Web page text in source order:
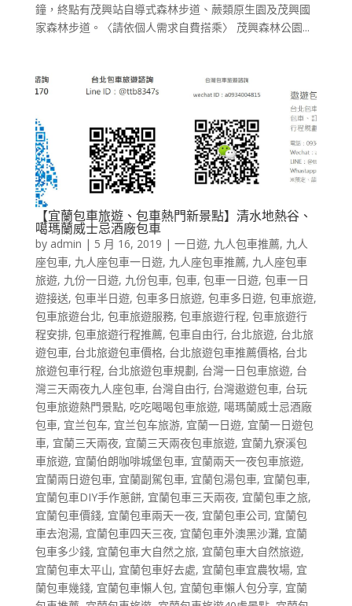
鐘，終點有茂興站自導式森林步道、蕨類原生園及茂興國
家森林步道。〈請依個人需求自費搭乘〉 茂興森林公園...
【宜蘭包車旅遊、包車熱門新景點】清水地熱谷、
噶瑪蘭威士忌酒廠包車
by admin | 5 月 16, 2019 | 一日遊, 九人包車推薦, 九人
座包車, 九人座包車一日遊, 九人座包車推薦, 九人座包車
旅遊, 九份一日遊, 九份包車, 包車, 包車一日遊, 包車一日
遊接送, 包車半日遊, 包車多日旅遊, 包車多日遊, 包車旅遊,
包車旅遊台北, 包車旅遊服務, 包車旅遊行程, 包車旅遊行
程安排, 包車旅遊行程推薦, 包車自由行, 台北旅遊, 台北旅
遊包車, 台北旅遊包車價格, 台北旅遊包車推薦價格, 台北
旅遊包車行程, 台北旅遊包車規劃, 台灣一日包車旅遊, 台
灣三天兩夜九人座包車, 台灣自由行, 台灣遨遊包車, 台玩
包車旅遊熱門景點, 吃吃喝喝包車旅遊, 噶瑪蘭威士忌酒廠
包車, 宜兰包车, 宜兰包车旅游, 宜蘭一日遊, 宜蘭一日遊包
車, 宜蘭三天兩夜, 宜蘭三天兩夜包車旅遊, 宜蘭九寮溪包
車旅遊, 宜蘭伯朗咖啡城堡包車, 宜蘭兩天一夜包車旅遊,
宜蘭兩日遊包車, 宜蘭副駕包車, 宜蘭包湯包車, 宜蘭包車,
宜蘭包車DIY手作蔥餅, 宜蘭包車三天兩夜, 宜蘭包車之旅,
宜蘭包車價錢, 宜蘭包車兩天一夜, 宜蘭包車公司, 宜蘭包
車去泡湯, 宜蘭包車四天三夜, 宜蘭包車外澳黑沙灘, 宜蘭
包車多少錢, 宜蘭包車大自然之旅, 宜蘭包車大自然旅遊,
宜蘭包車太平山, 宜蘭包車好去處, 宜蘭包車宜農牧場, 宜
蘭包車幾錢, 宜蘭包車懶人包, 宜蘭包車懶人包分享, 宜蘭